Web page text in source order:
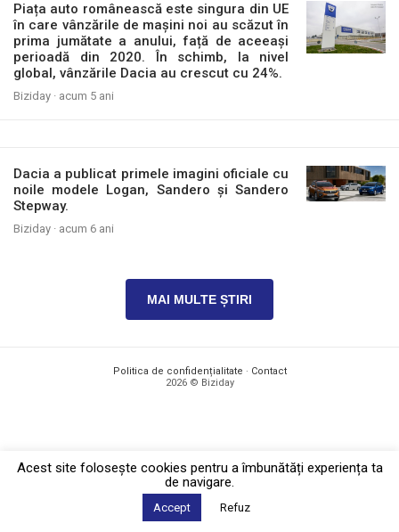
Piața auto românească este singura din UE
în care vânzările de mașini noi au scăzut în
prima jumătate a anului, față de aceeași
perioadă din 2020. În schimb, la nivel
global, vânzările Dacia au crescut cu 24%.
Biziday · acum 5 ani
Dacia a publicat primele imagini oficiale cu
noile modele Logan, Sandero și Sandero
Stepway.
Biziday · acum 6 ani
MAI MULTE ȘTIRI
Politica de confidențialitate · Contact
2026 © Biziday
Acest site foloseşte cookies pentru a îmbunătăți experiența ta
de navigare.
Accept Refuz